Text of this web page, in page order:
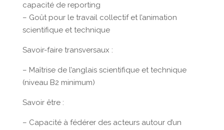
capacité de reporting
– Goût pour le travail collectif et l’animation
scientifique et technique
Savoir-faire transversaux :
– Maîtrise de l’anglais scientifique et technique
(niveau B2 minimum)
Savoir être :
– Capacité à fédérer des acteurs autour d’un